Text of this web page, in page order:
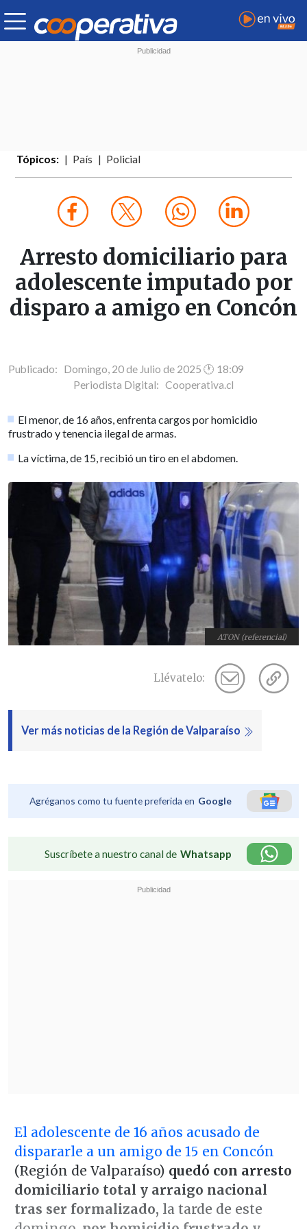
Tópicos: País Policial
Arresto domiciliario para
adolescente imputado por
disparo a amigo en Concón
Publicado: Domingo, 20 de Julio de 2025 🕐 18:09
Periodista Digital: Cooperativa.cl
El menor, de 16 años, enfrenta cargos por homicidio
frustrado y tenencia ilegal de armas.
La víctima, de 15, recibió un tiro en el abdomen.
ATON (referencial)
Llévatelo:
Ver más noticias de la Región de Valparaíso
Agréganos como tu fuente preferida en Google
Suscríbete a nuestro canal de Whatsapp
El adolescente de 16 años acusado de
dispararle a un amigo de 15 en Concón
(Región de Valparaíso) quedó con arresto
domiciliario total y arraigo nacional
tras ser formalizado, la tarde de este